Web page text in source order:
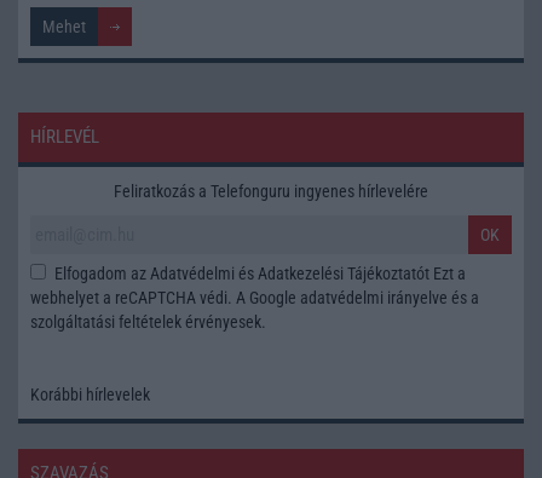
HÍRLEVÉL
Feliratkozás a Telefonguru ingyenes hírlevelére
OK
Elfogadom az Adatvédelmi és Adatkezelési Tájékoztatót Ezt a
webhelyet a reCAPTCHA védi. A Google adatvédelmi irányelve és a
szolgáltatási feltételek érvényesek.
Korábbi hírlevelek
SZAVAZÁS